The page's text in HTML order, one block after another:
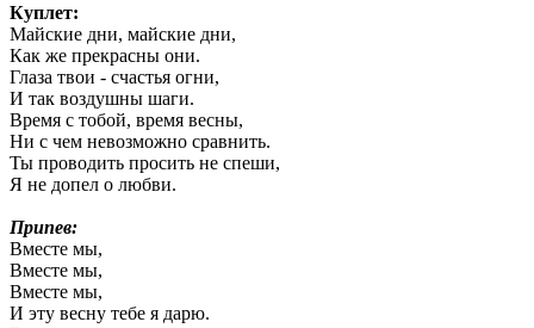
Куплет:
Майские дни, майские дни,
Как же прекрасны они.
Глаза твои - счастья огни,
И так воздушны шаги.
Время с тобой, время весны,
Ни с чем невозможно сравнить.
Ты проводить просить не спеши,
Я не допел о любви.
Припев:
Вместе мы,
Вместе мы,
Вместе мы,
И эту весну тебе я дарю.